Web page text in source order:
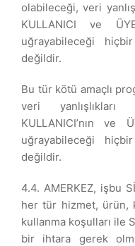
olabileceği, veri
KULLANICI ve
uğrayabileceği
değildir.
Bu tür kötü amaçlı
veri yanlışlıkları
KULLANICI’nın ve
uğrayabileceği
değildir.
4.4. AMERKEZ, işbu
her tür hizmet, ürün,
kullanma koşulları ile
bir ihtara gerek